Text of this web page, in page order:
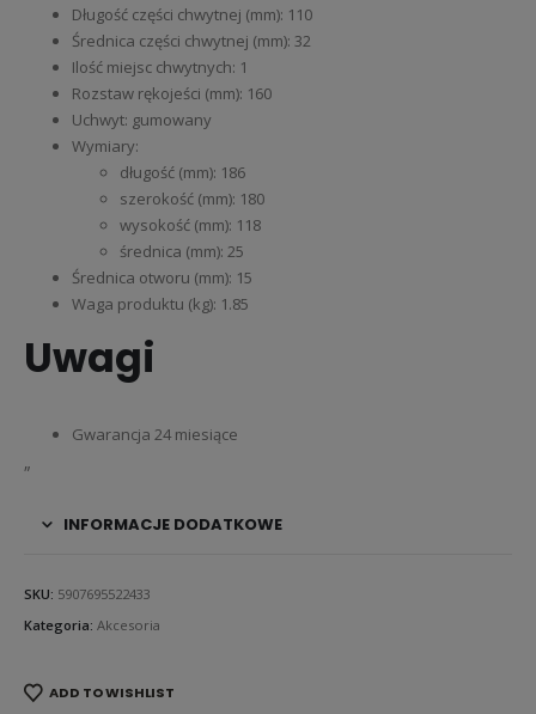
Długość części chwytnej (mm): 110
Średnica części chwytnej (mm): 32
Ilość miejsc chwytnych: 1
Rozstaw rękojeści (mm): 160
Uchwyt: gumowany
Wymiary:
długość (mm): 186
szerokość (mm): 180
wysokość (mm): 118
średnica (mm): 25
Średnica otworu (mm): 15
Waga produktu (kg): 1.85
Uwagi
Gwarancja 24 miesiące
„
INFORMACJE DODATKOWE
SKU: 5907695522433
Kategoria: Akcesoria
ADD TO WISHLIST